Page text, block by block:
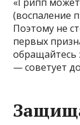
(воспаление
Поэтому не
первых
— советует